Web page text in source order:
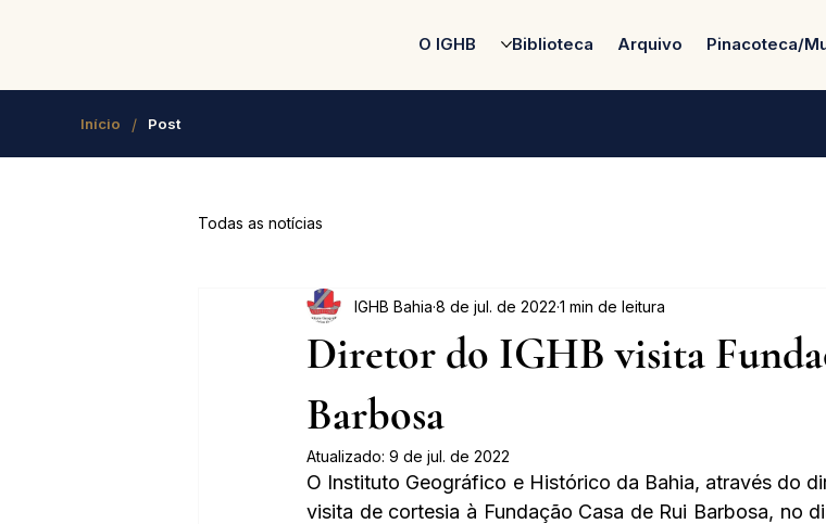
O IGHB Biblioteca Arquivo Pinacoteca/
Início / Post
Todas as notícias
Diretor do IGHB visita
Barbosa
IGHB Bahia 8 de jul. de 2022 1 min de leitura
Atualizado: 9 de jul. de 2022
O Instituto Geográfico e Histórico da Bahia, através do
visita de cortesia à Fundação Casa de Rui Barbosa, no